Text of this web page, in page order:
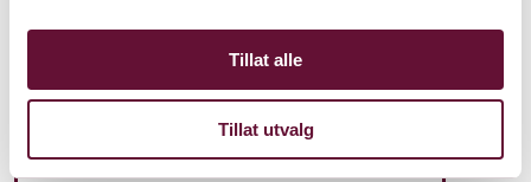
Tillat alle
Tillat utvalg